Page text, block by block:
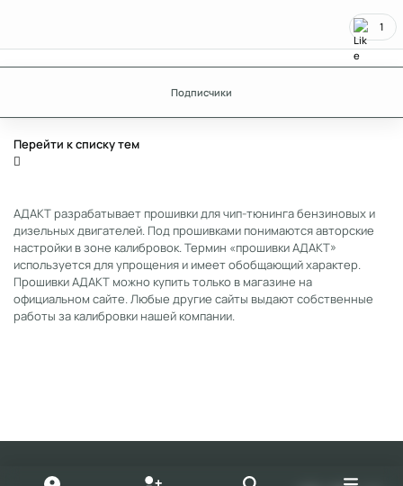
1
Подписчики
Перейти к списку тем
АДАКТ разрабатывает прошивки для чип-тюнинга бензиновых и
дизельных двигателей. Под прошивками понимаются авторские
настройки в зоне калибровок. Термин «прошивки АДАКТ»
используется для упрощения и имеет обобщающий характер.
Прошивки АДАКТ можно купить только в магазине на
официальном сайте. Любые другие сайты выдают собственные
работы за калибровки нашей компании.